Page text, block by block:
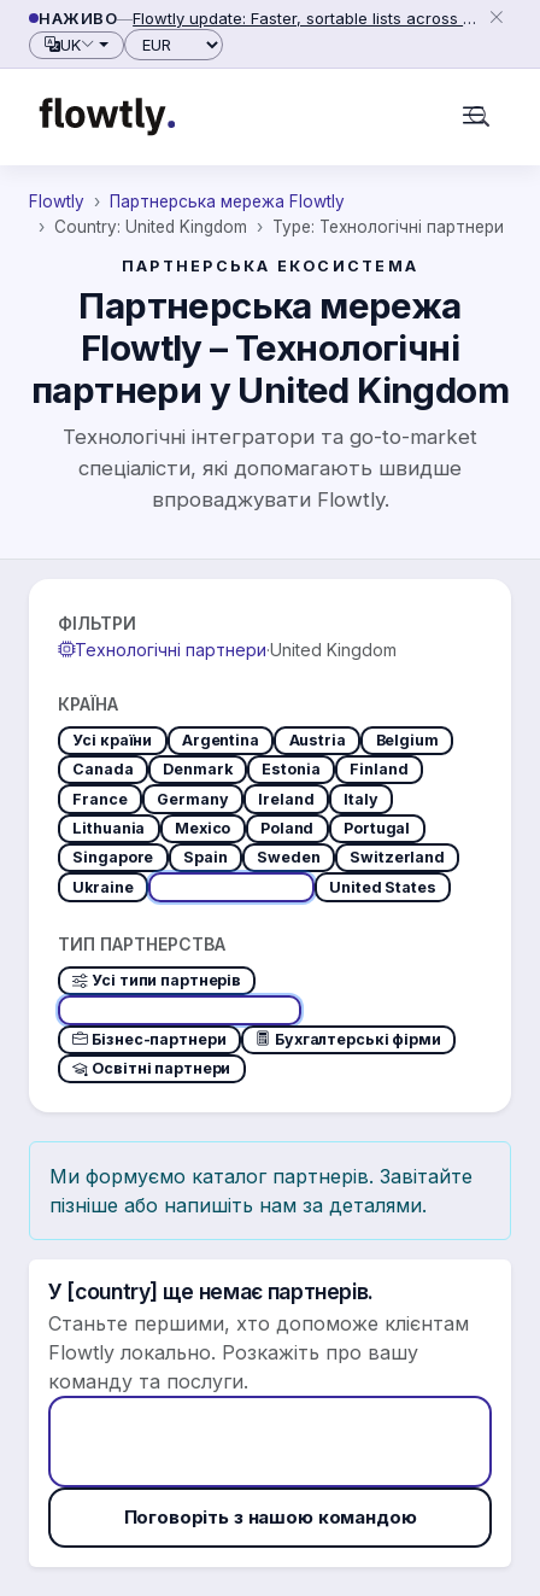
Перейти до вмісту
НАЖИВО—
Flowtly update: Faster, sortable lists across people, counterparties and settings (2026-06-28)
UK
Валюта
Flowtly
Партнерська мережа Flowtly
Country: United Kingdom
Type: Технологічні партнери
ПАРТНЕРСЬКА ЕКОСИСТЕМА
Партнерська мережа
Flowtly – Технологічні
партнери у United Kingdom
Технологічні інтегратори та go-to-market
спеціалісти, які допомагають швидше
впроваджувати Flowtly.
ФІЛЬТРИ
Технологічні партнери·United Kingdom
КРАЇНА
Усі країни Argentina Austria
Belgium
Canada
Denmark Estonia
Finland
France
Germany Ireland
Italy
Lithuania
Mexico Poland
Portugal
Singapore
Spain Sweden
Switzerland
Ukraine
United States
ТИП ПАРТНЕРСТВА
Усі типи партнерів
Бізнес-партнери
Бухгалтерські фірми
Освітні партнери
Ми формуємо каталог партнерів. Завітайте
пізніше або напишіть нам за деталями.
У [country] ще немає партнерів.
Станьте першими, хто допоможе клієнтам
Flowtly локально. Розкажіть про вашу
команду та послуги.
Поговоріть з нашою командою